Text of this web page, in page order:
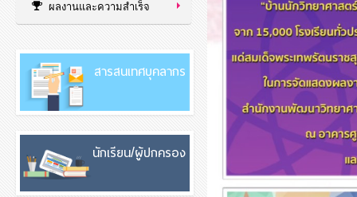
ผลงานและความสำเร็จ
สารสนเทศบุคลากร
นักเรียน/ผู้ปกครอง